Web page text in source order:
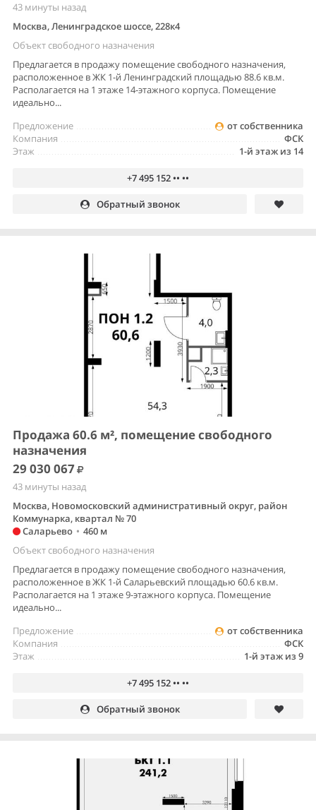
43 минуты назад
Москва, Ленинградское шоссе, 228к4
Объект свободного назначения
Предлагается в продажу помещение свободного назначения,
расположенное в ЖК 1-й Ленинградский площадью 88.6 кв.м.
Располагается на 1 этаже 14-этажного корпуса. Помещение
идеально...
от собственника
Предложение
ФСК
Компания
1-й этаж из 14
Этаж
+7 495 152 •• ••
Обратный звонок
Продажа 60.6 м², помещение свободного
назначения
29 030 067
43 минуты назад
Москва, Новомосковский административный округ, район
Коммунарка, квартал № 70
Саларьево • 460 м
Объект свободного назначения
Предлагается в продажу помещение свободного назначения,
расположенное в ЖК 1-й Саларьевский площадью 60.6 кв.м.
Располагается на 1 этаже 9-этажного корпуса. Помещение
идеально...
от собственника
Предложение
ФСК
Компания
1-й этаж из 9
Этаж
+7 495 152 •• ••
Обратный звонок